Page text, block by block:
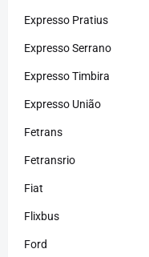
Expresso Pratius
Expresso Serrano
Expresso Timbira
Expresso União
Fetrans
Fetransrio
Fiat
Flixbus
Ford